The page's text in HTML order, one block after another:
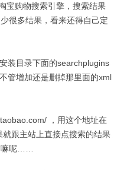
宝购物搜索引擎，搜索结果
很多结果，看来还得自己定
装目录下面的searchplugins
管增加还是删掉那里面的xml
，用这个地址在
跟主站上直接点搜索的结果
嘛呢……